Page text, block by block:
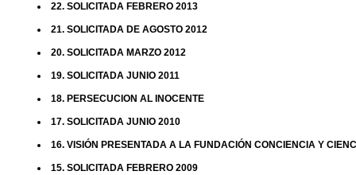
22. SOLICITADA FEBRERO 2013
21. SOLICITADA DE AGOSTO 2012
20. SOLICITADA MARZO 2012
19. SOLICITADA JUNIO 2011
18. PERSECUCION AL INOCENTE
17. SOLICITADA JUNIO 2010
16. VISIÓN PRESENTADA A LA FUNDACIÓN CONCIENCIA Y
15. SOLICITADA FEBRERO 2009